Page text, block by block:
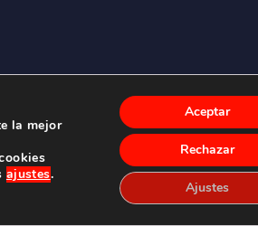
SALINAS (ASTURIAS)
la mejor
ajustes.
Aceptar
Rechazar
Ajustes